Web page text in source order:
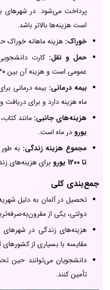
پرداخت می‌شود. در شهرهای
است هزینه‌ها بالاتر باشد.
خوراک: هزینه ماهانه خوراک
حمل و نقل: کارت
عمومی است و هزینه آن بین20 تا
بیمه درمانی: بیمه درمانی
ماه هزینه دارد و برای دریافت
هزینه‌های جانبی: مانند
یورو در ماه است.
مجموع هزینه زندگی: به
تا 1200 یورو
برای هزینه‌های
جمع‌بندی کلی
تحصیل در آلمان به دلیل
دولتی، یکی از
هزینه‌های زندگی در شهرهای
مقایسه با بسیاری از
دانشجویان می‌توانند حین
تأمین کنند.